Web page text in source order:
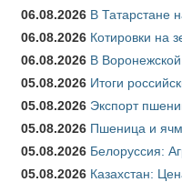
06.08.2026 В Татарстане
06.08.2026 Котировки на
06.08.2026 В
05.08.2026 Итоги
05.08.2026 Экспорт
05.08.2026 Пшеница и
05.08.2026 Белоруссия:
05.08.2026 Казахстан: